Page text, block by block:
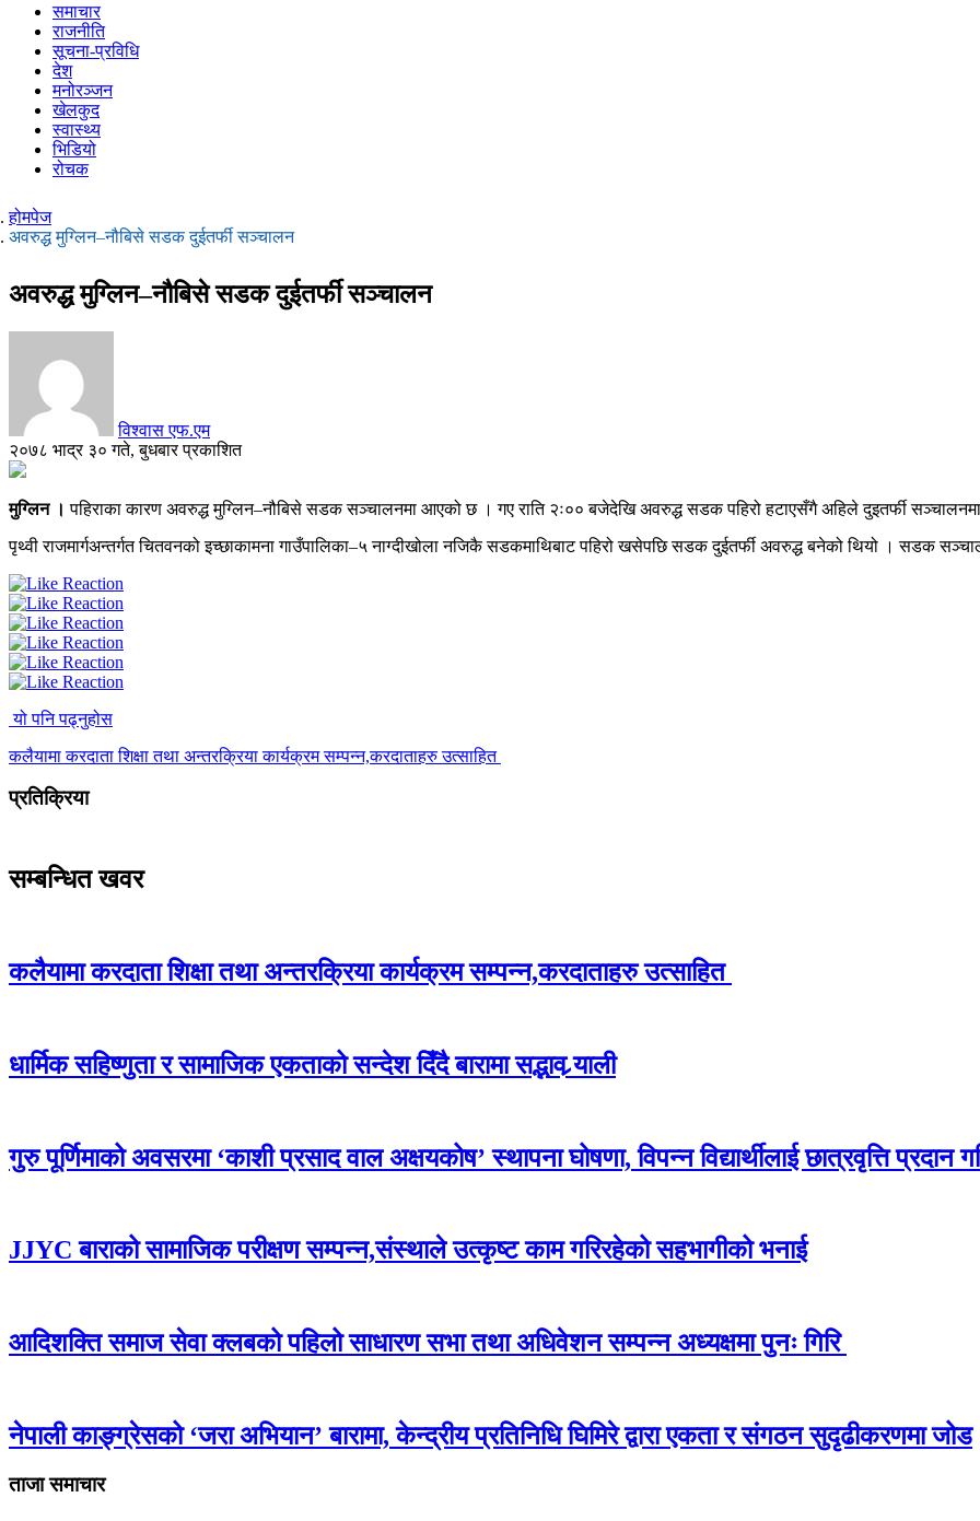
समाचार
राजनीति
सूचना-प्रविधि
देश
मनोरञ्जन
खेलकुद
स्वास्थ्य
भिडियो
रोचक
होमपेज
अवरुद्ध मुग्लिन–नौबिसे सडक दुईतर्फी सञ्चालन
अवरुद्ध मुग्लिन–नौबिसे सडक दुईतर्फी सञ्चालन
विश्वास एफ.एम
२०७८ भाद्र ३० गते, बुधबार प्रकाशित
मुग्लिन । पहिराका कारण अवरुद्ध मुग्लिन–नौबिसे सडक सञ्चालनमा आएको छ । गए राति २ः०० बजेदेखि अवरुद्ध सडक पहिरो हटाएसँगै अहिले दुइतर्फी
पृथ्वी राजमार्गअन्तर्गत चितवनको इच्छाकामना गाउँपालिका–५ नाग्दीखोला नजिकै सडकमाथिबाट पहिरो खसेपछि सडक दुईतर्फी अवरुद्ध बनेको थियो । सडक
यो पनि पढ्नुहोस
कलैयामा करदाता शिक्षा तथा अन्तरक्रिया कार्यक्रम सम्पन्न,करदाताहरु उत्साहित
प्रतिक्रिया
सम्बन्धित खवर
कलैयामा करदाता शिक्षा तथा अन्तरक्रिया कार्यक्रम सम्पन्न,करदाताहरु उत्साहित
धार्मिक सहिष्णुता र सामाजिक एकताको सन्देश दिँदै बारामा सद्भाव र्‍याली
गुरु पूर्णिमाको अवसरमा ‘काशी प्रसाद वाल अक्षयकोष’ स्थापना घोषणा, विपन्न विद्यार्थीलाई छात्रवृत्ति प्रदान
JJYC बाराको सामाजिक परीक्षण सम्पन्न,संस्थाले उत्कृष्ट काम गरिरहेको सहभागीको भनाई
आदिशक्ति समाज सेवा क्लबको पहिलो साधारण सभा तथा अधिवेशन सम्पन्न अध्यक्षमा पुनः गिरि
नेपाली काङ्ग्रेसको ‘जरा अभियान’ बारामा, केन्द्रीय प्रतिनिधि घिमिरे द्वारा एकता र संगठन सुदृढीकरणमा जोड
ताजा समाचार